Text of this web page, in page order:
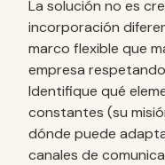
La solución no es
incorporación
marco flexible que
empresa
Identifique qué
constantes (su
dónde puede
canales de